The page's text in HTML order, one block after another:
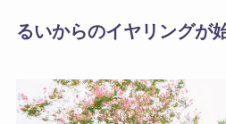
るいからのイヤリングが